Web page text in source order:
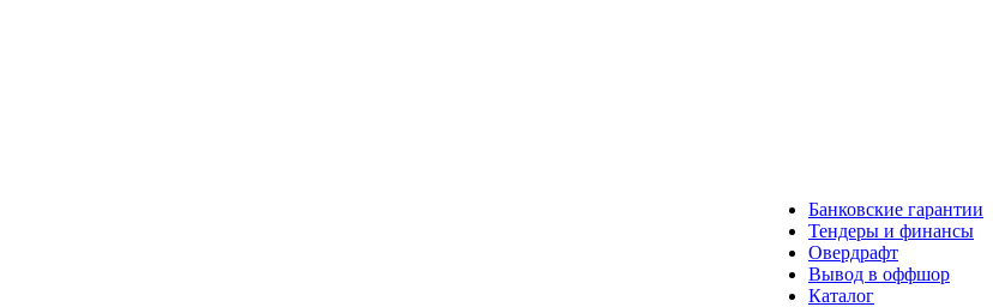
Банковские гарантии
Тендеры и финансы
Овердрафт
Вывод в оффшор
Каталог